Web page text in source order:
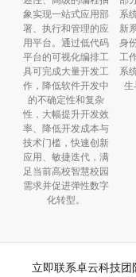
象实现一站式应用部
署、执行和管理的应
用平台。通过低代码
平台的可视化编排工
具可完成大量开发工
作，降低软件开发中
的不确定性和复杂
性，大幅提升开发效
率、降低开发成本与
技术门槛，快速创新
应用、敏捷迭代，满
足当前高校智慧校园
需求并促进弹性数字
化转型。
系
新
身
工
系
生
立即联系卓云科技